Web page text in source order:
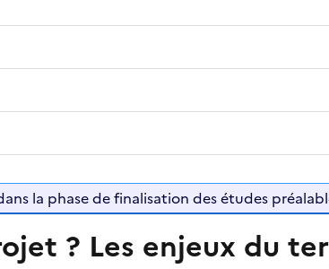
la phase de finalisation des études
? Les enjeux du